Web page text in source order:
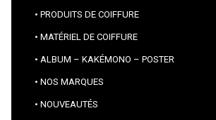
PRODUITS DE COIFFURE
MATÉRIEL DE COIFFURE
ALBUM – KAKÉMONO – POSTER
NOS MARQUES
NOUVEAUTÉS